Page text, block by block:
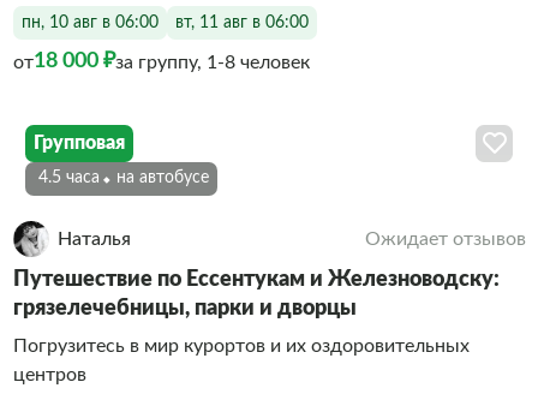
пн, 10 авг в 06:00 вт, 11 авг в 06:00
от18 000 ₽за группу, 1-8 человек
Групповая
4.5 часа На автобусе
Наталья Ожидает отзывов
Путешествие по Ессентукам и Железноводску:
грязелечебницы, парки и дворцы
Погрузитесь в мир курортов и их оздоровительных
центров